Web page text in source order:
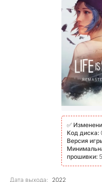
✅
Код диска:
Версия
прошивки:
Дата выхода:
2022